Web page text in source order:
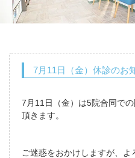
7月11日（金）休診のお
7月11日（金）は5院合同で
頂きます。
ご迷惑をおかけしますが、よ